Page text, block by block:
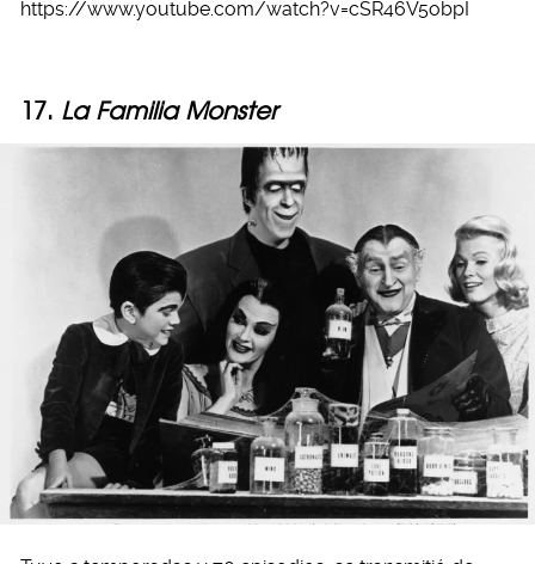
https://www.youtube.com/watch?v=cSR46V5obpI
17. La Familia Monster